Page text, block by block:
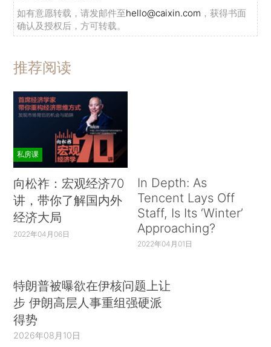
如有意愿转载，请发邮件至hello@caixin.com ，获得书面
确认及授权后，方可转载。
推荐阅读
私房课
向松祚：宏观经济70
讲，带你了解国内外
经济大局
2022年04月06日
In Depth: As
Tencent Lays Off
Staff, Is Its ‘Winter’
Approaching?
2022年04月01日
特朗普被曝欲在伊核问题上让
步 伊朗高层人事重组强硬派
得势
2026年08月10日